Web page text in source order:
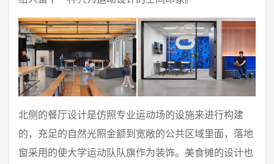
北侧的餐厅设计是仿照专业运动场的设施来进行构建
的，充足的自然光照金额到宽敞的公共区域里面，落地
窗采用的使大学运动队队旗作为装饰。美食摊的设计也